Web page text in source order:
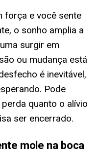
força e você sente
o sonho amplia a
surgir em
ou mudança está
é inevitável,
Pode
quanto o alívio
ser encerrado.
mole na boca